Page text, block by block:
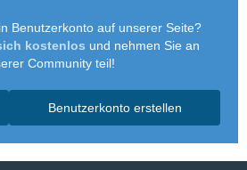
Benutzerkonto auf unserer Seite?
kostenlos und nehmen Sie an
Community teil!
Benutzerkonto erstellen